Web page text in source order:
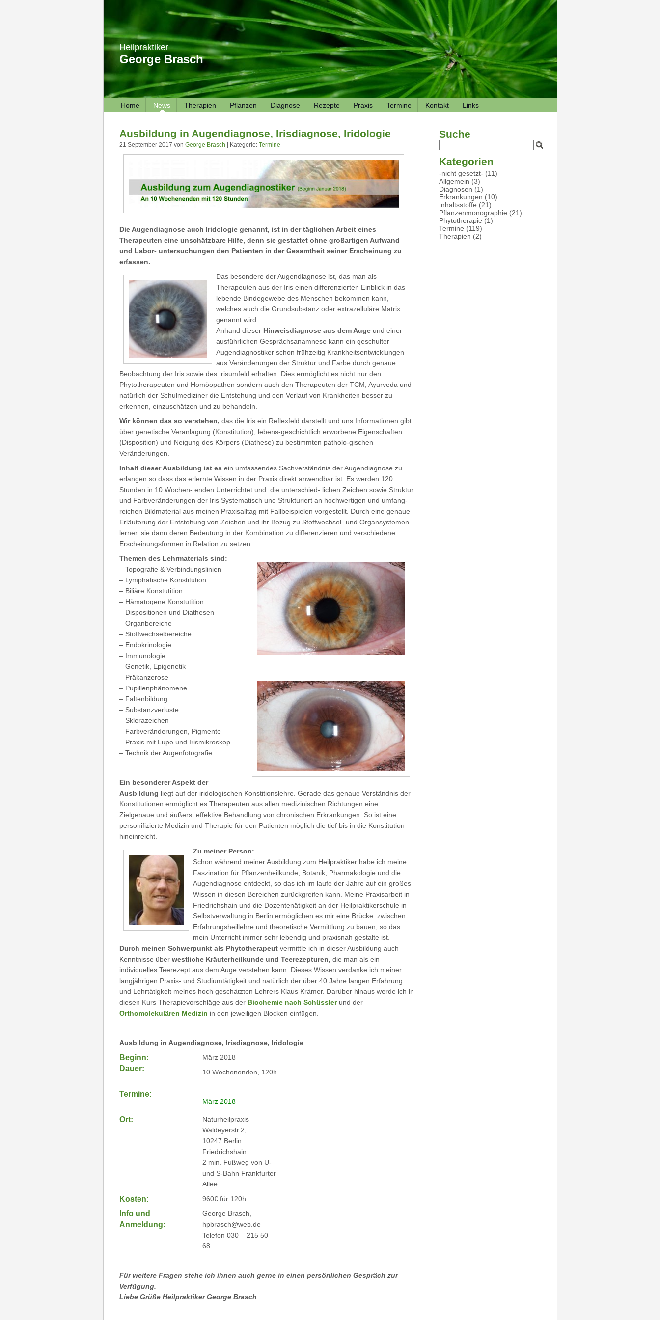
Heilpraktiker
George Brasch
Home News Therapien Pflanzen Diagnose Rezepte Praxis Termine Kontakt Links
Ausbildung in Augendiagnose, Irisdiagnose, Iridologie
21 September 2017 von George Brasch | Kategorie: Termine
Die Augendiagnose auch Iridologie genannt, ist in der täglichen Arbeit eines
Therapeuten eine unschätzbare Hilfe, denn sie gestattet ohne großartigen Aufwand
und Labor- untersuchungen den Patienten in der Gesamtheit seiner Erscheinung zu
erfassen.
Das besondere der Augendiagnose ist, das man als
Therapeuten aus der Iris einen differenzierten Einblick in das
lebende Bindegewebe des Menschen bekommen kann,
welches auch die Grundsubstanz oder extrazelluläre Matrix
genannt wird.
Anhand dieser Hinweisdiagnose aus dem Augeund einer
ausführlichen Gesprächsanamnese kann ein geschulter
Augendiagnostiker schon frühzeitig Krankheitsentwicklungen
aus Veränderungen der Struktur und Farbe durch genaue
Beobachtung der Iris sowie des Irisumfeld erhalten. Dies ermöglicht es nicht nur den
Phytotherapeuten und Homöopathen sondern auch den Therapeuten der TCM, Ayurveda und
natürlich der Schulmediziner die Entstehung und den Verlauf von Krankheiten besser zu
erkennen, einzuschätzen und zu behandeln.
Wir können das so verstehen, das die Iris ein Reflexfeld darstellt und uns Informationen gibt
über genetische Veranlagung (Konstitution), lebens-geschichtlich erworbene Eigenschaften
(Disposition) und Neigung des Körpers (Diathese) zu bestimmten patholo-gischen
Veränderungen.
Inhalt dieser Ausbildung ist es ein umfassendes Sachverständnis der Augendiagnose zu
erlangen so dass das erlernte Wissen in der Praxis direkt anwendbar ist. Es werden 120
Stunden in 10 Wochen- enden Unterrichtet und die unterschied- lichen Zeichen sowie Struktur
und Farbveränderungen der Iris Systematisch und Strukturiert an hochwertigen und umfang-
reichen Bildmaterial aus meinen Praxisalltag mit Fallbeispielen vorgestellt. Durch eine genaue
Erläuterung der Entstehung von Zeichen und ihr Bezug zu Stoffwechsel- und Organsystemen
lernen sie dann deren Bedeutung in der Kombination zu differenzieren und verschiedene
Erscheinungsformen in Relation zu setzen.
Themen des Lehrmaterials sind:
– Topografie & Verbindungslinien
– Lymphatische Konstitution
– Biliäre Konstutition
– Hämatogene Konstutition
– Dispositionen und Diathesen
– Organbereiche
– Stoffwechselbereiche
– Endokrinologie
– Immunologie
– Genetik, Epigenetik
– Präkanzerose
– Pupillenphänomene
– Faltenbildung
– Substanzverluste
– Sklerazeichen
– Farbveränderungen, Pigmente
– Praxis mit Lupe und Irismikroskop
– Technik der Augenfotografie
Ein besonderer Aspekt der
Ausbildung liegt auf der iridologischen Konstitionslehre. Gerade das genaue Verständnis der
Konstitutionen ermöglicht es Therapeuten aus allen medizinischen Richtungen eine
Zielgenaue und äußerst effektive Behandlung von chronischen Erkrankungen. So ist eine
personifizierte Medizin und Therapie für den Patienten möglich die tief bis in die Konstitution
hineinreicht.
Zu meiner Person:
Schon während meiner Ausbildung zum Heilpraktiker habe ich meine
Faszination für Pflanzenheilkunde, Botanik, Pharmakologie und die
Augendiagnose entdeckt, so das ich im laufe der Jahre auf ein großes
Wissen in diesen Bereichen zurückgreifen kann. Meine Praxisarbeit in
Friedrichshain und die Dozentenätigkeit an der Heilpraktikerschule in
Selbstverwaltung in Berlin ermöglichen es mir eine Brücke zwischen
Erfahrungsheillehre und theoretische Vermittlung zu bauen, so das
mein Unterricht immer sehr lebendig und praxisnah gestalte ist.
Durch meinen Schwerpunkt als Phytotherapeutvermittle ich in dieser Ausbildung auch
Kenntnisse überwestliche Kräuterheilkunde und Teerezepturen, die man als ein
individuelles Teerezept aus dem Auge verstehen kann. Dieses Wissen verdanke ich meiner
langjährigen Praxis- und Studiumtätigkeit und natürlich der über 40 Jahre langen Erfahrung
und Lehrtätigkeit meines hoch geschätzten Lehrers Klaus Krämer. Darüber hinaus werde ich in
diesen Kurs Therapievorschläge aus der Biochemie nach Schüsslerund der
Orthomolekulären Medizin in den jeweiligen Blocken einfügen.
Ausbildung in Augendiagnose, Irisdiagnose, Iridologie
Beginn:
Dauer:
Termine:
März 2018
10 Wochenenden, 120h
März 2018
Ort:
Naturheilpraxis
Waldeyerstr.2,
10247 Berlin
Friedrichshain
2 min. Fußweg von U-
und S-Bahn Frankfurter
Allee
Kosten: 960€ für 120h
Info und
Anmeldung:
George Brasch,
hpbrasch@web.de
Telefon 030 – 215 50
68
Für weitere Fragen stehe ich ihnen auch gerne in einen persönlichen Gespräch zur
Verfügung.
Liebe Grüße Heilpraktiker George Brasch
Suche
Kategorien
-nicht gesetzt- (11)
Allgemein (3)
Diagnosen (1)
Erkrankungen (10)
Inhaltsstoffe (21)
Pflanzenmonographie (21)
Phytotherapie (1)
Termine (119)
Therapien (2)